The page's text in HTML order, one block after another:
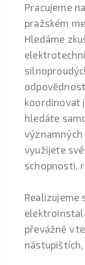
Pracujeme
pražském
Hledáme
koordinovat
hledáte
významných
využijete
schopnosti,
Realizujeme
převážně v
nástupištích,